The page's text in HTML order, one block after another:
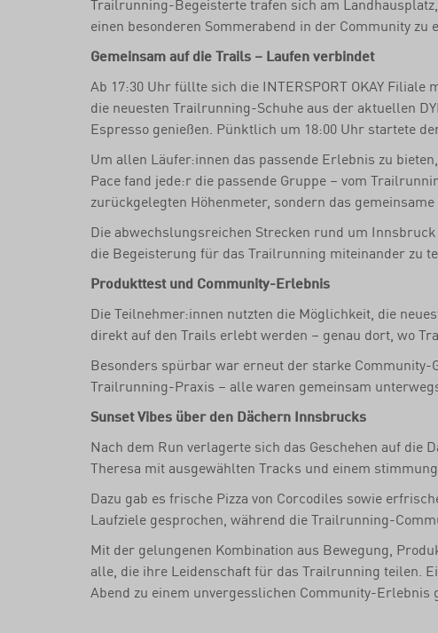
einen besonderen Sommerabend in der Community zu
Gemeinsam auf die Trails – Laufen verbindet
Ab 17:30 Uhr füllte sich die INTERSPORT OKAY
die neuesten Trailrunning-Schuhe aus der aktuellen
Espresso genießen. Pünktlich um 18:00 Uhr startete
Um allen Läufer:innen das passende Erlebnis zu
Pace fand jede:r die passende Gruppe – vom
zurückgelegten Höhenmeter, sondern das
Die abwechslungsreichen Strecken rund um
die Begeisterung für das Trailrunning miteinander zu
Produkttest und Community-Erlebnis
Die Teilnehmer:innen nutzten die Möglichkeit, die
direkt auf den Trails erlebt werden – genau dort, wo
Besonders spürbar war erneut der starke Community-
Trailrunning-Praxis – alle waren gemeinsam
Sunset Vibes über den Dächern Innsbrucks
Nach dem Run verlagerte sich das Geschehen auf die
Theresa mit ausgewählten Tracks und einem
Dazu gab es frische Pizza von Corcodiles sowie
Laufziele gesprochen, während die Trailrunning-
Mit der gelungenen Kombination aus Bewegung,
alle, die ihre Leidenschaft für das Trailrunning teilen.
Abend zu einem unvergesslichen Community-Erlebnis